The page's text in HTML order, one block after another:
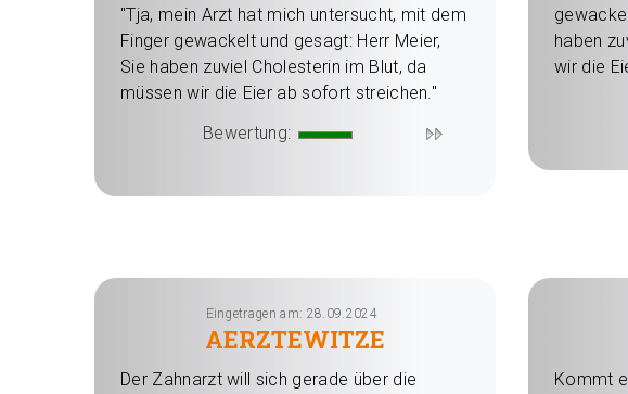
"Tja, mein Arzt hat mich untersucht, mit dem
Finger gewackelt und gesagt: Herr Meier,
Sie haben zuviel Cholesterin im Blut, da
müssen wir die Eier ab sofort streichen."
Bewertung:
haben
wir die
Eingetragen am: 28.09.2024
AERZTEWITZE
Der Zahnarzt will sich gerade über die
Kommt